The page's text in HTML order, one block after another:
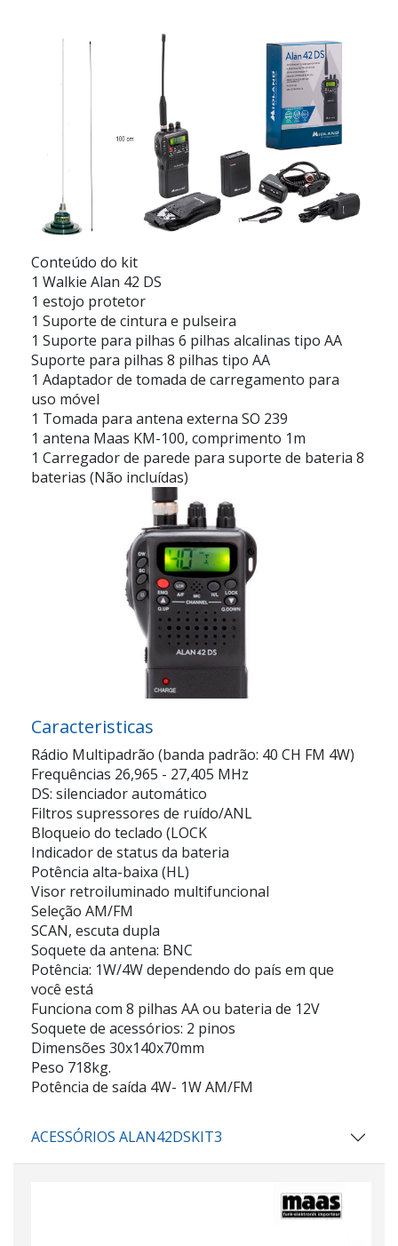
Conteúdo do kit
1 Walkie Alan 42 DS
1 estojo protetor
1 Suporte de cintura e pulseira
1 Suporte para pilhas 6 pilhas alcalinas tipo AA
Suporte para pilhas 8 pilhas tipo AA
1 Adaptador de tomada de carregamento para
uso móvel
1 Tomada para antena externa SO 239
1 antena Maas KM-100, comprimento 1m
1 Carregador de parede para suporte de bateria 8
baterias (Não incluídas)
Caracteristicas
Rádio Multipadrão (banda padrão: 40 CH FM 4W)
Frequências 26,965 - 27,405 MHz
DS: silenciador automático
Filtros supressores de ruído/ANL
Bloqueio do teclado (LOCK
Indicador de status da bateria
Potência alta-baixa (HL)
Visor retroiluminado multifuncional
Seleção AM/FM
SCAN, escuta dupla
Soquete da antena: BNC
Potência: 1W/4W dependendo do país em que
você está
Funciona com 8 pilhas AA ou bateria de 12V
Soquete de acessórios: 2 pinos
Dimensões 30x140x70mm
Peso 718kg.
Potência de saída 4W- 1W AM/FM
ACESSÓRIOS ALAN42DSKIT3